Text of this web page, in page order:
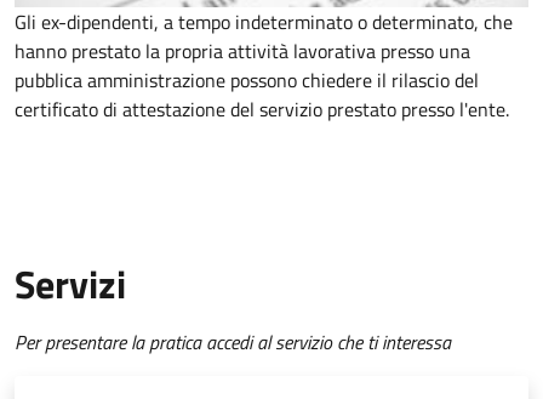
Gli ex-dipendenti, a tempo indeterminato o determinato, che
hanno prestato la propria attività lavorativa presso una
pubblica amministrazione possono chiedere il rilascio del
certificato di attestazione del servizio prestato presso l'ente.
Servizi
Per presentare la pratica accedi al servizio che ti interessa